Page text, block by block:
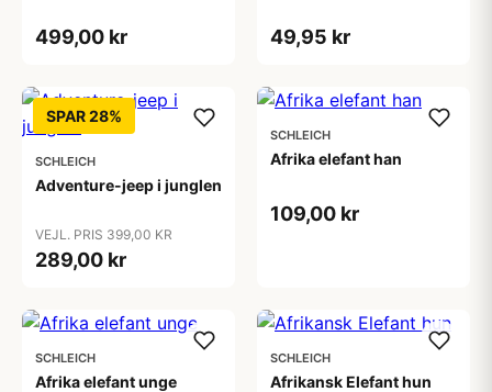
499,00 kr 49,95 kr
SPAR 28%
SCHLEICH
Adventure-jeep i junglen
VEJL. PRIS 399,00 KR
289,00 kr
SCHLEICH
Afrika elefant han
109,00 kr
SCHLEICH
Afrika elefant unge
SCHLEICH
Afrikansk Elefant hun